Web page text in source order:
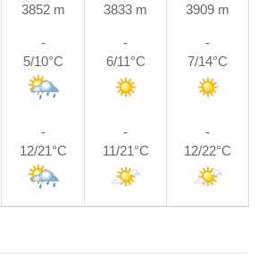
3852 m
3833 m
3909 m
-
5/10°C
-
6/11°C
-
7/14°C
-
12/21°C
-
11/21°C
-
12/22°C